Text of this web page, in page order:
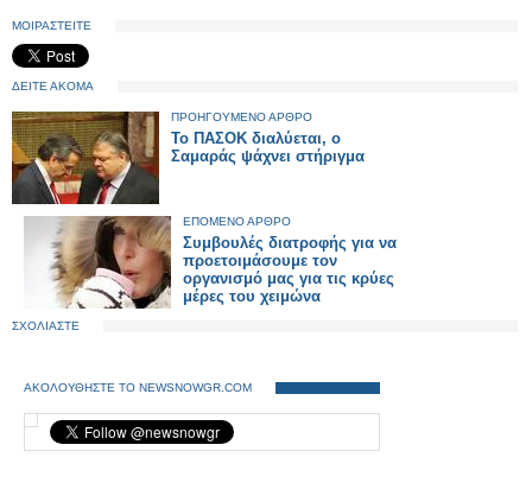
ΜΟΙΡΑΣΤΕΙΤΕ
ΔΕΙΤΕ ΑΚΟΜΑ
ΠΡΟΗΓΟΥΜΕΝΟ ΑΡΘΡΟ
Το ΠΑΣΟΚ διαλύεται, ο
Σαμαράς ψάχνει στήριγμα
ΕΠΟΜΕΝΟ ΑΡΘΡΟ
Συμβουλές διατροφής για να
προετοιμάσουμε τον
οργανισμό μας για τις κρύες
μέρες του χειμώνα
ΣΧΟΛΙΑΣΤΕ
ΑΚΟΛΟΥΘΗΣΤΕ ΤΟ NEWSNOWGR.COM